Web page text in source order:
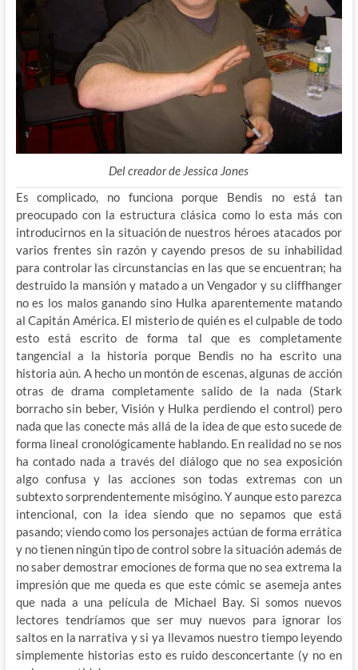
Del creador de Jessica Jones
Es complicado, no funciona porque Bendis no está tan
preocupado con la estructura clásica como lo esta más con
introducirnos en la situación de nuestros héroes atacados por
varios frentes sin razón y cayendo presos de su inhabilidad
para controlar las circunstancias en las que se encuentran; ha
destruido la mansión y matado a un Vengador y su cliffhanger
no es los malos ganando sino Hulka aparentemente matando
al Capitán América. El misterio de quién es el culpable de todo
esto está escrito de forma tal que es completamente
tangencial a la historia porque Bendis no ha escrito una
historia aún. A hecho un montón de escenas, algunas de acción
otras de drama completamente salido de la nada (Stark
borracho sin beber, Visión y Hulka perdiendo el control) pero
nada que las conecte más allá de la idea de que esto sucede de
forma lineal cronológicamente hablando. En realidad no se nos
ha contado nada a través del diálogo que no sea exposición
algo confusa y las acciones son todas extremas con un
subtexto sorprendentemente misógino. Y aunque esto parezca
intencional, con la idea siendo que no sepamos que está
pasando; viendo como los personajes actúan de forma errática
y no tienen ningún tipo de control sobre la situación además de
no saber demostrar emociones de forma que no sea extrema la
impresión que me queda es que este cómic se asemeja antes
que nada a una película de Michael Bay. Si somos nuevos
lectores tendríamos que ser muy nuevos para ignorar los
saltos en la narrativa y si ya llevamos nuestro tiempo leyendo
simplemente historias esto es ruido desconcertante (y no en